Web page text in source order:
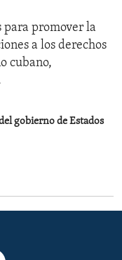
para promover la
a los derechos
cubano,
gobierno de Estados